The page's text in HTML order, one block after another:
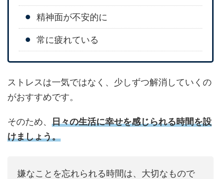
精神面が不安的に
常に疲れている
ストレスは一気ではなく、少しずつ解消していくの
がおすすめです。
そのため、 日々の生活に幸せを感じられる時間を設
けましょう。
嫌なことを忘れられる時間は、大切なもので